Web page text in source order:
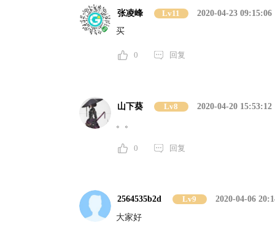
张凌峰 Lv11
2020-04-23 09:15:06
买
0 回复
山下葵 Lv8
2020-04-20 15:53:12
。。
0 回复
2564535b2d Lv9
2020-04-06
大家好